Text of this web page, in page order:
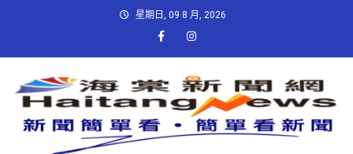
星期日, 09 8 月, 2026